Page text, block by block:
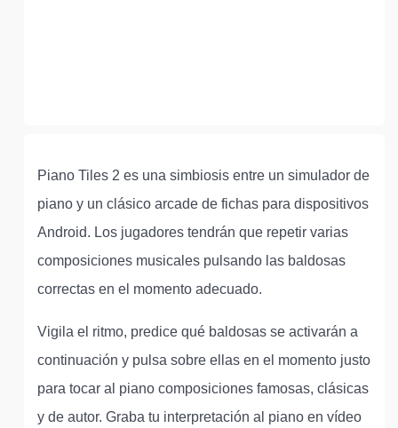
Piano Tiles 2 es una simbiosis entre un simulador de
piano y un clásico arcade de fichas para dispositivos
Android. Los jugadores tendrán que repetir varias
composiciones musicales pulsando las baldosas
correctas en el momento adecuado.
Vigila el ritmo, predice qué baldosas se activarán a
continuación y pulsa sobre ellas en el momento justo
para tocar al piano composiciones famosas, clásicas
y de autor. Graba tu interpretación al piano en vídeo